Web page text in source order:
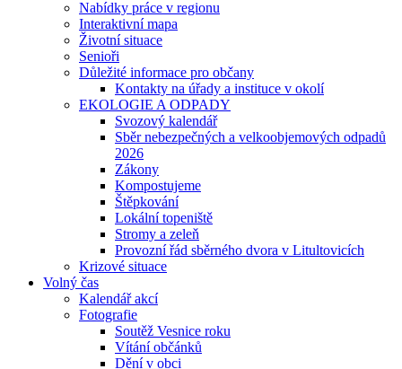
Nabídky práce v regionu
Interaktivní mapa
Životní situace
Senioři
Důležité informace pro občany
Kontakty na úřady a instituce v okolí
EKOLOGIE A ODPADY
Svozový kalendář
Sběr nebezpečných a velkoobjemových odpadů
2026
Zákony
Kompostujeme
Štěpkování
Lokální topeniště
Stromy a zeleň
Provozní řád sběrného dvora v Litultovicích
Krizové situace
Volný čas
Kalendář akcí
Fotografie
Soutěž Vesnice roku
Vítání občánků
Dění v obci